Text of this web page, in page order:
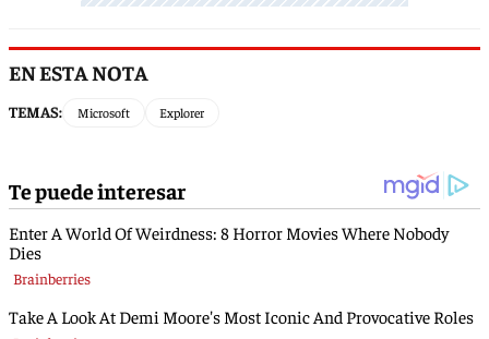
EN ESTA NOTA
TEMAS: Microsoft Explorer